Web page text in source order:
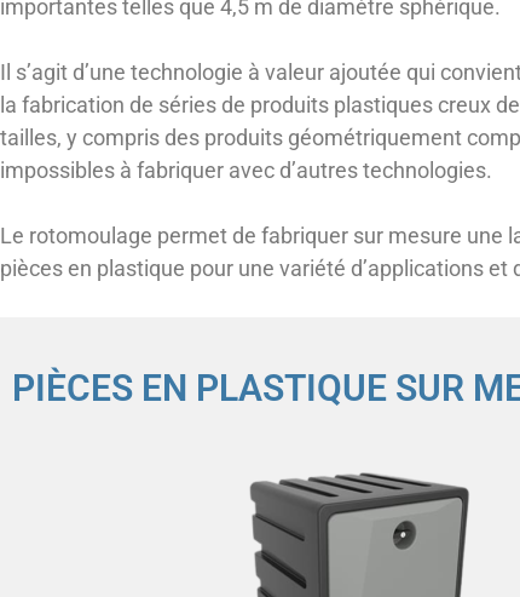
importantes telles que 4,5 m de diamètre sphérique.
Il s’agit d’une technologie à valeur ajoutée qui
la fabrication de séries de produits plastiques creux
tailles, y compris des produits géométriquement
impossibles à fabriquer avec d’autres technologies.
Le rotomoulage permet de fabriquer sur mesure une
pièces en plastique pour une variété d’applications et
PIÈCES EN PLASTIQUE SUR